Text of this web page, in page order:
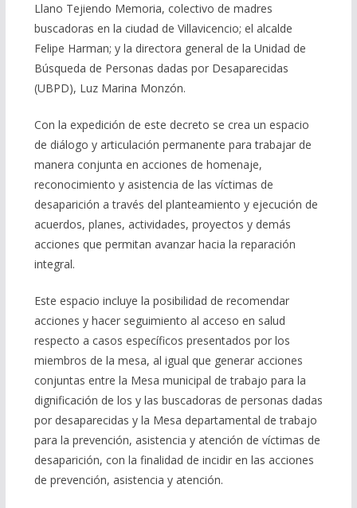
Llano Tejiendo Memoria, colectivo de madres
buscadoras en la ciudad de Villavicencio; el alcalde
Felipe Harman; y la directora general de la Unidad de
Búsqueda de Personas dadas por Desaparecidas
(UBPD), Luz Marina Monzón.
Con la expedición de este decreto se crea un espacio
de diálogo y articulación permanente para trabajar de
manera conjunta en acciones de homenaje,
reconocimiento y asistencia de las víctimas de
desaparición a través del planteamiento y ejecución de
acuerdos, planes, actividades, proyectos y demás
acciones que permitan avanzar hacia la reparación
integral.
Este espacio incluye la posibilidad de recomendar
acciones y hacer seguimiento al acceso en salud
respecto a casos específicos presentados por los
miembros de la mesa, al igual que generar acciones
conjuntas entre la Mesa municipal de trabajo para la
dignificación de los y las buscadoras de personas dadas
por desaparecidas y la Mesa departamental de trabajo
para la prevención, asistencia y atención de víctimas de
desaparición, con la finalidad de incidir en las acciones
de prevención, asistencia y atención.